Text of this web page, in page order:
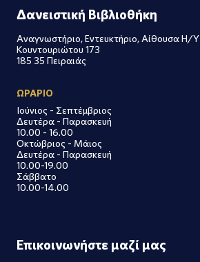
Δανειστική Βιβλιοθήκη
Αναγνωστήριο, Εντευκτήριο, Αίθουσα Η/Υ
Κουντουριώτου 173
185 35 Πειραιάς
ΩΡΑΡΙΟ
Ιούνιος - Σεπτέμβριος
Δευτέρα - Παρασκευή
10.00 - 16.00
Οκτώβριος - Μάιος
Δευτέρα - Παρασκευή
10.00-19.00
Σάββατο
10.00-14.00
Επικοινωνήστε μαζί μας